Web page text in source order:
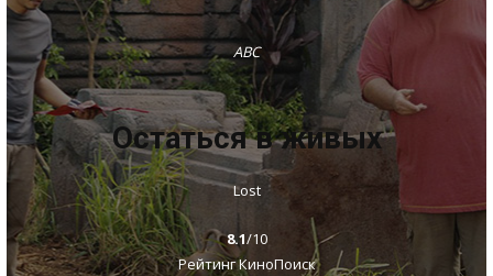
ABC
Остаться в живых
Lost
8.1/10
Рейтинг КиноПоиск